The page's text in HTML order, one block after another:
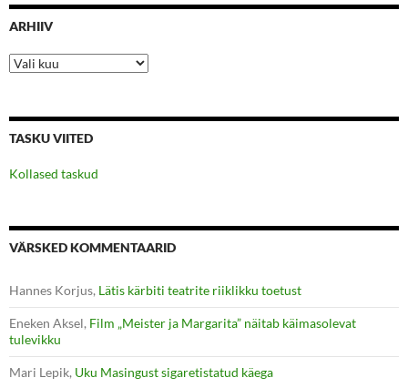
ARHIIV
Arhiiv
TASKU VIITED
Kollased taskud
VÄRSKED KOMMENTAARID
Hannes Korjus, Lätis kärbiti teatrite riiklikku toetust
Eneken Aksel, Film „Meister ja Margarita” näitab käimasolevat
tulevikku
Mari Lepik, Uku Masingust sigaretistatud käega